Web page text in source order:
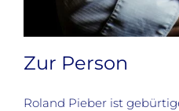
Zur Person
Roland Pieber ist